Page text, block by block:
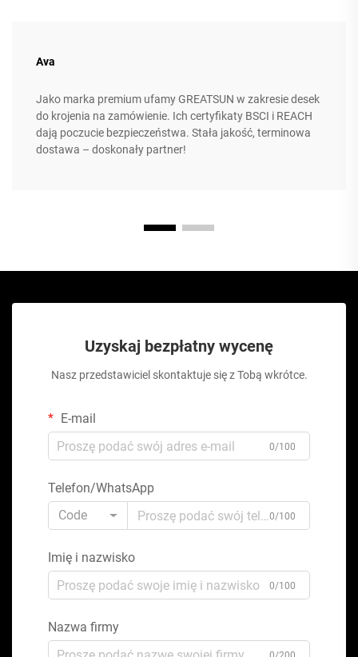
Ava
Jako marka premium ufamy GREATSUN w zakresie desek
do krojenia na zamówienie. Ich certyfikaty BSCI i REACH
dają poczucie bezpieczeństwa. Stała jakość, terminowa
dostawa – doskonały partner!
Uzyskaj bezpłatny wycenę
Nasz przedstawiciel skontaktuje się z Tobą wkrótce.
E-mail
0/100
Telefon/WhatsApp
Code
0/100
Imię i nazwisko
0/100
Nazwa firmy